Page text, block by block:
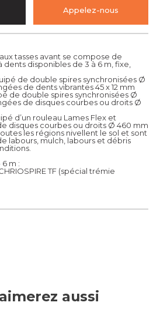
tasses avant se compose de
dents disponibles de 3 à 6 m, fixe,
de double spires synchronisées Ø
de dents vibrantes 45 x 12 mm
de double spires synchronisées Ø
de disques courbes ou droits Ø
d’un rouleau Lames Flex et
disques courbes ou droits Ø 460 mm
les régions nivellent le sol et sont
labours, mulch, labours et débris
m :
TF (spécial trémie
Appelez-nous
aussi